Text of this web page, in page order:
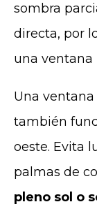
sombra
directa, por
una ventana
Una
también
oeste. Evita
palmas de
pleno sol o